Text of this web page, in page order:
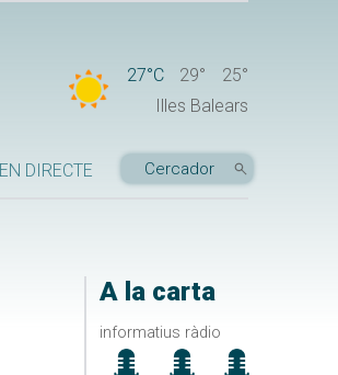
27°C 29°
25°
Illes Balears
DIRECTE
A la carta
informatius ràdio